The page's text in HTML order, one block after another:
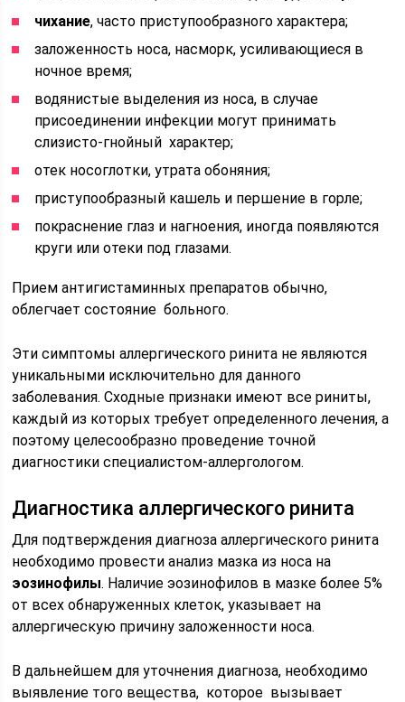
чихание, часто приступообразного характера;
заложенность носа, насморк, усиливающиеся в
ночное время;
водянистые выделения из носа, в случае
присоединении инфекции могут принимать
слизисто-гнойный характер;
отек носоглотки, утрата обоняния;
приступообразный кашель и першение в горле;
покраснение глаз и нагноения, иногда появляются
круги или отеки под глазами.
Прием антигистаминных препаратов обычно,
облегчает состояние больного.
Эти симптомы аллергического ринита не являются
уникальными исключительно для данного
заболевания. Сходные признаки имеют все риниты,
каждый из которых требует определенного лечения, а
поэтому целесообразно проведение точной
диагностики специалистом-аллергологом.
Диагностика аллергического ринита
Для подтверждения диагноза аллергического ринита
необходимо провести анализ мазка из носа на
эозинофилы. Наличие эозинофилов в мазке более 5%
от всех обнаруженных клеток, указывает на
аллергическую причину заложенности носа.
В дальнейшем для уточнения диагноза, необходимо
выявление того вещества, которое вызывает